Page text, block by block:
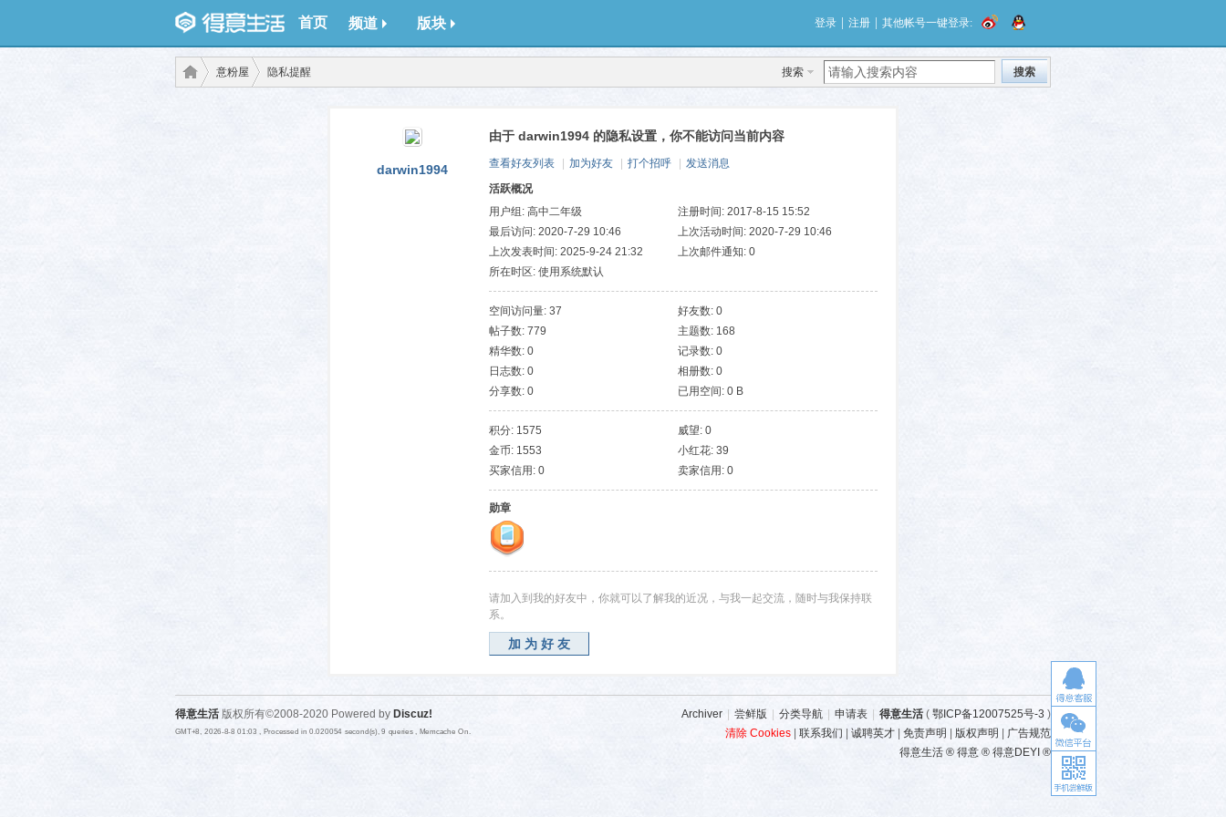
首页 频道 版块 登录 注册 其他帐号一键登录:
搜索 搜索
武汉
意粉屋 隐私提醒
darwin1994
由于 darwin1994 的隐私设置，你不能访问当前内容
查看好友列表 加为好友 打个招呼
发送消息
活跃概况
用户组: 高中二年级
注册时间: 2017-8-15 15:52
最后访问: 2020-7-29 10:46
上次活动时间: 2020-7-29 10:46
上次发表时间: 2025-9-24 21:32
上次邮件通知: 0
所在时区: 使用系统默认
空间访问量: 37
好友数: 0
帖子数: 779
主题数: 168
精华数: 0
记录数: 0
日志数: 0
相册数: 0
分享数: 0
已用空间: 0 B
积分: 1575
威望: 0
金币: 1553
小红花: 39
买家信用: 0
卖家信用: 0
勋章
请加入到我的好友中，你就可以了解我的近况，与我一起交流，随时与我保持联
系。
加为好友
Archiver 尝鲜版 分类导航 申请表 得意生活 ( 鄂ICP备12007525号-3 )
清除 Cookies
联系我们 诚聘英才 免责声明 版权声明
广告规范
得意生活 ® 得意 ® 得意DEYI ®
得意生活 版权所有©2008-2020 Powered by Discuz!
GMT+8, 2026-8-8 01:03 , Processed in 0.020054 second(s), 9 queries , Memcache On.